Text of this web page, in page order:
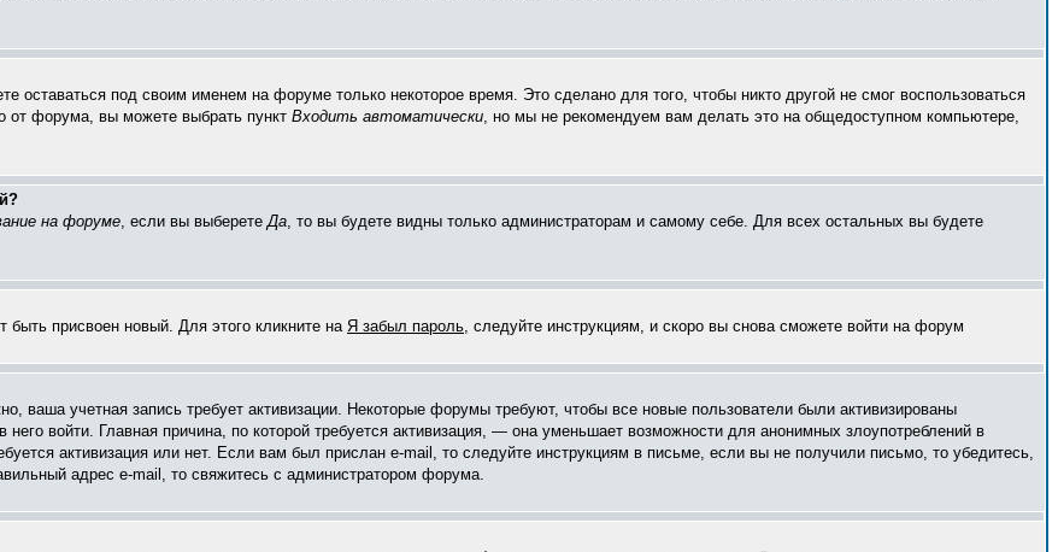
оставаться под своим именем на форуме только некоторое время. Это сделано для того, чтобы никто другой не смог воспользоваться
от форума, вы можете выбрать пункт Входить автоматически, но мы не рекомендуем вам делать это на общедоступном компьютере,
на форуме, если вы выберетеДа, то вы будете видны только администраторам и самому себе. Для всех остальных вы будете
присвоен новый. Для этого кликните на Я забыл пароль, следуйте инструкциям, и скоро вы снова сможете войти на форум
ваша учетная запись требует активизации. Некоторые форумы требуют, чтобы все новые пользователи были активизированы
войти. Главная причина, по которой требуется активизация, — она уменьшает возможности для анонимных злоупотреблений в
активизация или нет. Если вам был прислан e-mail, то следуйте инструкциям в письме, если вы не получили письмо, то убедитесь,
адрес e-mail, то свяжитесь с администратором форума.